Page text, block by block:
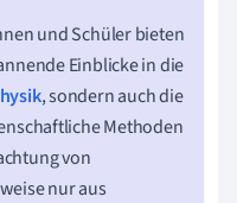
und Schüler bieten
Einblicke in die
, sondern auch die
Methoden
von
nur aus